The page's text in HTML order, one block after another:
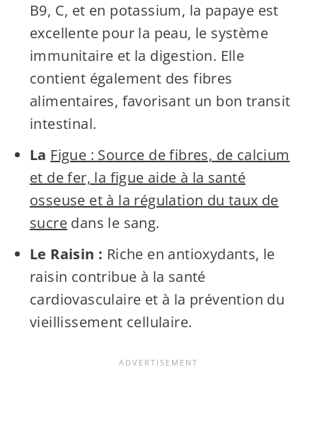
B9, C, et en potassium, la papaye est
excellente pour la peau, le système
immunitaire et la digestion. Elle
contient également des fibres
alimentaires, favorisant un bon transit
intestinal.
La Figue : Source de fibres, de calcium
et de fer, la figue aide à la santé
osseuse et à la régulation du taux de
sucredans le sang.
Le Raisin : Riche en antioxydants, le
raisin contribue à la santé
cardiovasculaire et à la prévention du
vieillissement cellulaire.